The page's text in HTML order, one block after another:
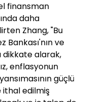
finansman
daha
Zhang, "Bu
Bankası'nın ve
dikkate alarak,
enflasyonun
güçlü
ithal edilmiş